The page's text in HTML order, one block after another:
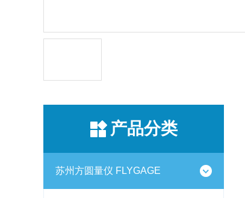
产品分类
苏州方圆量仪 FLYGAGE